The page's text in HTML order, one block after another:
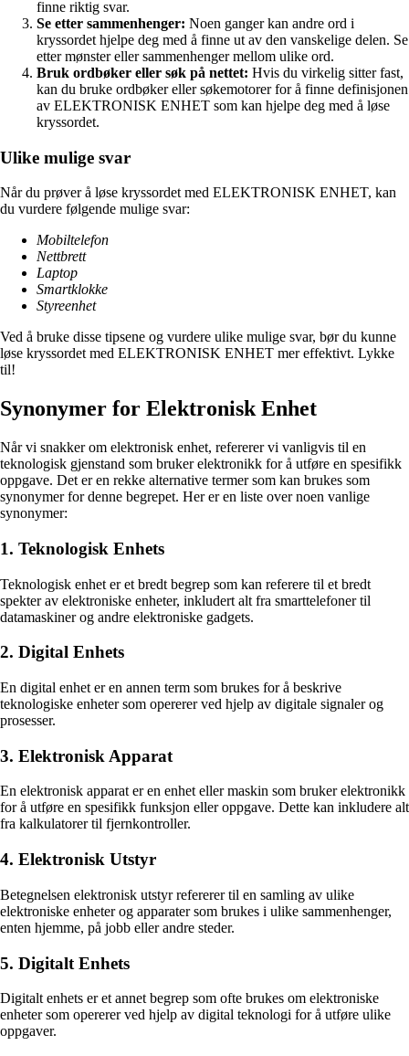
finne riktig svar.
Se etter sammenhenger: Noen ganger kan andre ord i
kryssordet hjelpe deg med å finne ut av den vanskelige delen. Se
etter mønster eller sammenhenger mellom ulike ord.
Bruk ordbøker eller søk på nettet: Hvis du virkelig sitter fast,
kan du bruke ordbøker eller søkemotorer for å finne definisjonen
av ELEKTRONISK ENHET som kan hjelpe deg med å løse
kryssordet.
Ulike mulige svar
Når du prøver å løse kryssordet med ELEKTRONISK ENHET, kan
du vurdere følgende mulige svar:
Mobiltelefon
Nettbrett
Laptop
Smartklokke
Styreenhet
Ved å bruke disse tipsene og vurdere ulike mulige svar, bør du kunne
løse kryssordet med ELEKTRONISK ENHET mer effektivt. Lykke
til!
Synonymer for Elektronisk Enhet
Når vi snakker om elektronisk enhet, refererer vi vanligvis til en
teknologisk gjenstand som bruker elektronikk for å utføre en spesifikk
oppgave. Det er en rekke alternative termer som kan brukes som
synonymer for denne begrepet. Her er en liste over noen vanlige
synonymer:
1. Teknologisk Enhets
Teknologisk enhet er et bredt begrep som kan referere til et bredt
spekter av elektroniske enheter, inkludert alt fra smarttelefoner til
datamaskiner og andre elektroniske gadgets.
2. Digital Enhets
En digital enhet er en annen term som brukes for å beskrive
teknologiske enheter som opererer ved hjelp av digitale signaler og
prosesser.
3. Elektronisk Apparat
En elektronisk apparat er en enhet eller maskin som bruker elektronikk
for å utføre en spesifikk funksjon eller oppgave. Dette kan inkludere alt
fra kalkulatorer til fjernkontroller.
4. Elektronisk Utstyr
Betegnelsen elektronisk utstyr refererer til en samling av ulike
elektroniske enheter og apparater som brukes i ulike sammenhenger,
enten hjemme, på jobb eller andre steder.
5. Digitalt Enhets
Digitalt enhets er et annet begrep som ofte brukes om elektroniske
enheter som opererer ved hjelp av digital teknologi for å utføre ulike
oppgaver.